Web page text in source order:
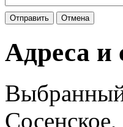
Отправить Отмена
Адреса и
Выбранный